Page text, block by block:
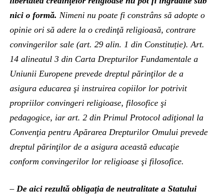
nici o formă. Nimeni nu poate fi constrâns să adopte o
opinie ori să adere la o credinţă religioasă, contrare
convingerilor sale (art. 29 alin. 1 din Constituție). Art.
14 alineatul 3 din Carta Drepturilor Fundamentale a
Uniunii Europene prevede dreptul părinţilor de a
asigura educarea şi instruirea copiilor lor potrivit
propriilor convingeri religioase, filosofice şi
pedagogice, iar art. 2 din Primul Protocol adiţional la
Convenţia pentru Apărarea Drepturilor Omului prevede
dreptul părinţilor de a asigura această educaţie
conform convingerilor lor religioase şi filosofice.
– De aici rezultă obligaţia de neutralitate a Statului